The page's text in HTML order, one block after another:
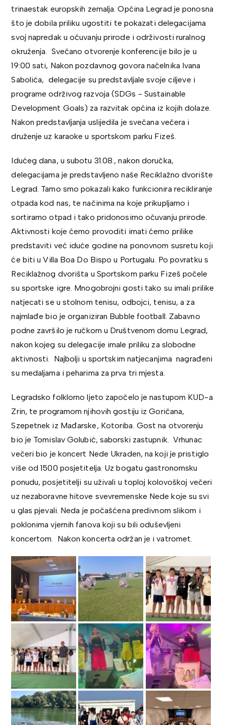
trinaestak europskih zemalja. Općina Legrad je ponosna
što je dobila priliku ugostiti te pokazati delegacijama
svoj napredak u očuvanju prirode i održivosti ruralnog
okruženja. Svečano otvorenje konferencije bilo je u
19:00 sati, Nakon pozdavnog govora načelnika Ivana
Sabolića, delegacije su predstavljale svoje ciljeve i
programe održivog razvoja (SDGs - Sustainable
Development Goals) za razvitak općina iz kojih dolaze.
Nakon predstavljanja uslijedila je svečana večera i
druženje uz karaoke u sportskom parku Fizeš.
Idućeg dana, u subotu 31.08., nakon doručka,
delegacijama je predstavljeno naše Reciklažno dvorište
Legrad. Tamo smo pokazali kako funkcionira recikliranje
otpada kod nas, te načinima na koje prikupljamo i
sortiramo otpad i tako pridonosimo očuvanju prirode.
Aktivnosti koje ćemo provoditi imati ćemo prilike
predstaviti već iduće godine na ponovnom susretu koji
će biti u Villa Boa Do Bispo u Portugalu. Po povratku s
Reciklažnog dvorišta u Sportskom parku Fizeš počele
su sportske igre. Mnogobrojni gosti tako su imali prilike
natjecati se u stolnom tenisu, odbojci, tenisu, a za
najmlađe bio je organiziran Bubble football. Zabavno
podne završilo je ručkom u Društvenom domu Legrad,
nakon kojeg su delegacije imale priliku za slobodne
aktivnosti. Najbolji u sportskim natjecanjima nagrađeni
su medaljama i peharima za prva tri mjesta.
Legradsko folklorno ljeto započelo je nastupom KUD-a
Zrin, te programom njihovih gostiju iz Goričana,
Szepetnek iz Mađarske, Kotoriba. Gost na otvorenju
bio je Tomislav Golubić, saborski zastupnik. Vrhunac
večeri bio je koncert Nede Ukraden, na koji je pristiglo
više od 1500 posjetitelja. Uz bogatu gastronomsku
ponudu, posjetitelji su uživali u toploj kolovoškoj večeri
uz nezaboravne hitove svevremenske Nede koje su svi
u glas pjevali. Neda je počašćena predivnom slikom i
poklonima vjernih fanova koji su bili oduševljeni
koncertom. Nakon koncerta održan je i vatromet.